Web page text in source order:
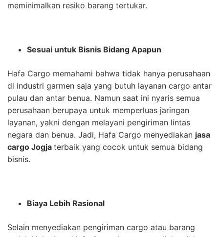
meminimalkan resiko barang tertukar.
Sesuai untuk Bisnis Bidang Apapun
Hafa Cargo memahami bahwa tidak hanya perusahaan
di industri garmen saja yang butuh layanan cargo antar
pulau dan antar benua. Namun saat ini nyaris semua
perusahaan berupaya untuk memperluas jaringan
layanan, yakni dengan melayani pengiriman lintas
negara dan benua. Jadi, Hafa Cargo menyediakan jasa
cargo Jogja terbaik yang cocok untuk semua bidang
bisnis.
Biaya Lebih Rasional
Selain menyediakan pengiriman cargo atau barang